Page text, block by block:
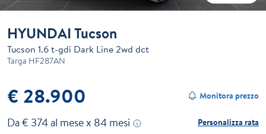
HYUNDAI Tucson
Tucson 1.6 t-gdi Dark Line 2wd dct
Targa HF287AN
€ 28.900 Monitora prezzo
Da € 374al mese x 84 mesi
Personalizza rata